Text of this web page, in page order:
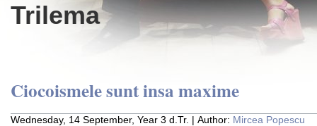
Trilema
Ciocoismele sunt insa maxime
Wednesday, 14 September, Year 3 d.Tr. | Author: Mircea Popescu